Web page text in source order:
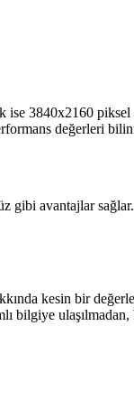
3840x2160 piksel
değerleri
gibi avantajlar
kesin bir
bilgiye